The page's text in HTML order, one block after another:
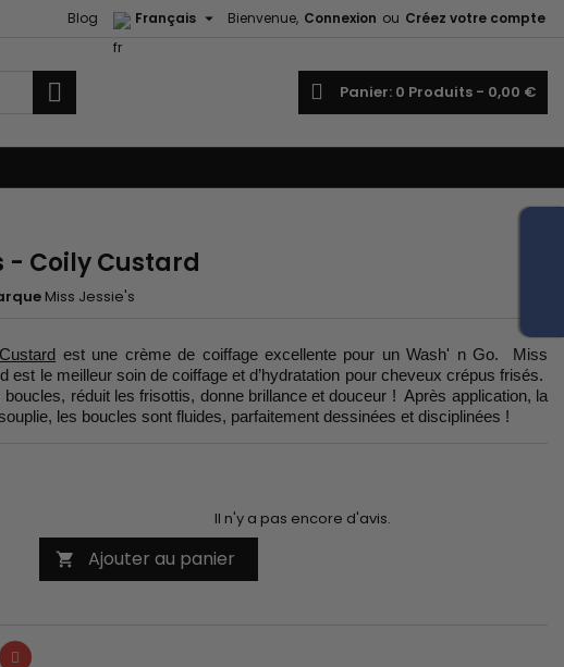
Bienvenue, Connexion ou Créez votre compte
Français 
Blog
Panier 0 Produits - 0,00 €
- Coily Custard
Miss Jessie's
est une crème de coiffage excellente pour un Wash' n Go. Miss
est le meilleur soin de coiffage et d’hydratation pour cheveux crépus frisés.
boucles, réduit les frisottis, donne brillance et douceur ! Après application, la
les boucles sont fluides, parfaitement dessinées et disciplinées !
Il n'y a pas encore d'avis.
 Ajouter au panier
Pinterest